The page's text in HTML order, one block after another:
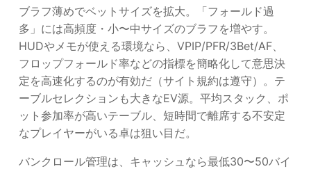
ブラフ薄めでベットサイズを拡大。「フォールド過
多」には高頻度・小〜中サイズのブラフを増やす。
HUDやメモが使える環境なら、VPIP/PFR/3Bet/AF、
フロップフォールド率などの指標を簡略化して意思決
定を高速化するのが有効だ（サイト規約は遵守）。テ
ーブルセレクションも大きなEV源。平均スタック、ポ
ット参加率が高いテーブル、短時間で離席する不安定
なプレイヤーがいる卓は狙い目だ。
バンクロール管理は、キャッシュなら最低30〜50バイ